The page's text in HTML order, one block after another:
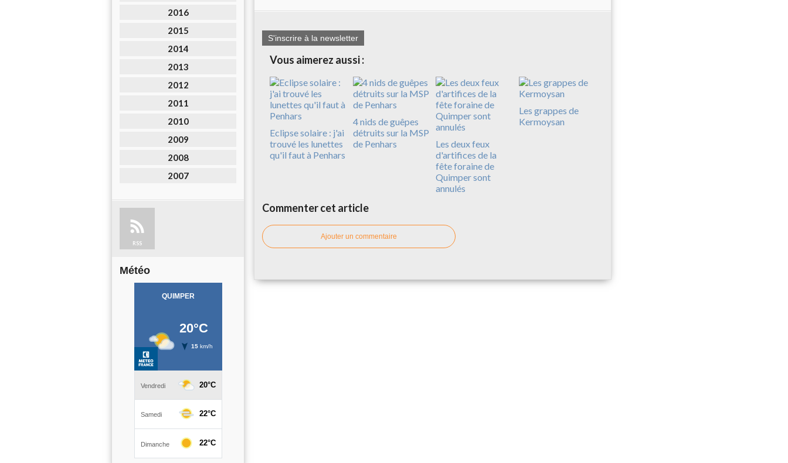
2016
2015
2014
2013
2012
2011
2010
2009
2008
2007
RSS
Météo
S'inscrire à la newsletter
Vous aimerez aussi :
Eclipse solaire : j'ai
trouvé les lunettes
qu'il faut à Penhars
4 nids de guêpes
détruits sur la MSP
de Penhars
Les deux feux
d'artifices de la
fête foraine de
Quimper sont
annulés
Les grappes de
Kermoysan
Commenter cet article
Ajouter un commentaire